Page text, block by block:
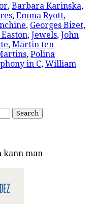
, Barbara Karinska,
, Emma Ryott,
, Georges Bizet,
, Jewels, John
, Martin ten
, Polina
in C, William
kann man